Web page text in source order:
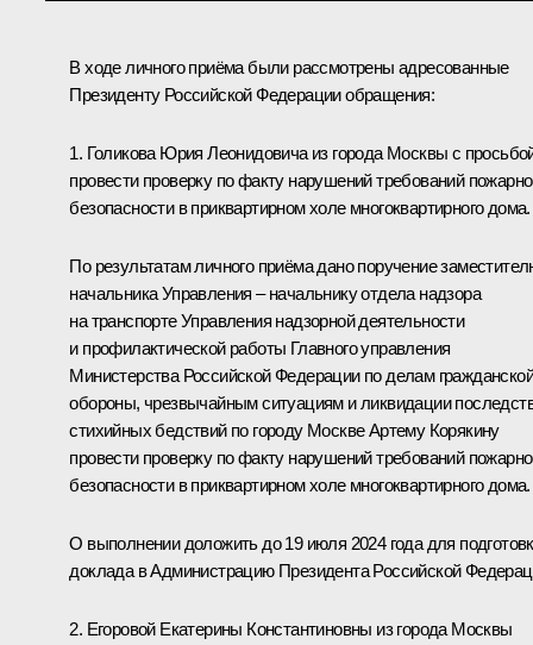
В ходе личного приёма были рассмотрены адресованные
Президенту Российской Федерации обращения:
1. Голикова Юрия Леонидовича из города Москвы с
провести проверку по факту нарушений требований
безопасности в приквартирном холе многоквартирного дома.
По результатам личного приёма дано поручение
начальника Управления – начальнику отдела надзора
на транспорте Управления надзорной деятельности
и профилактической работы Главного управления
Министерства Российской Федерации по делам гражданской
обороны, чрезвычайным ситуациям и ликвидации
стихийных бедствий по городу Москве Артему Корякину
провести проверку по факту нарушений требований
безопасности в приквартирном холе многоквартирного дома.
О выполнении доложить до 19 июля 2024 года для
доклада в Администрацию Президента Российской
2. Егоровой Екатерины Константиновны из города Москвы